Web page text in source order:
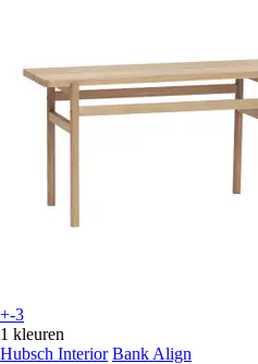
+-3
1 kleuren
Hubsch Interior Bank Align